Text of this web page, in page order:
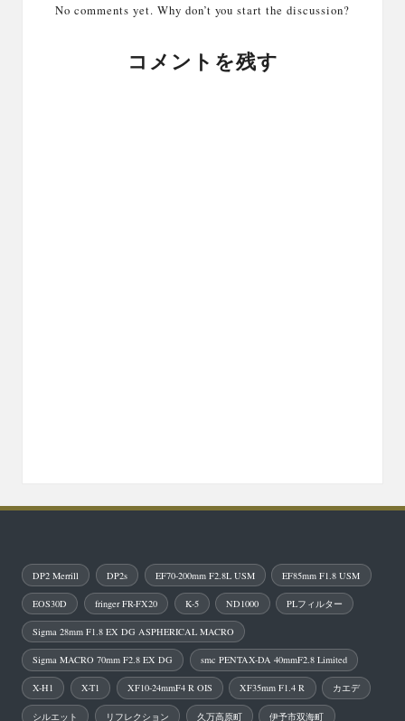
No comments yet. Why don’t you start the discussion?
コメントを残す
DP2 Merrill DP2s EF70-200mm F2.8L USM EF85mm F1.8 USM
EOS30D fringer FR-FX20 K-5 ND1000 PLフィルター
Sigma 28mm F1.8 EX DG ASPHERICAL MACRO
Sigma MACRO 70mm F2.8 EX DG smc PENTAX-DA 40mmF2.8 Limited
X-H1 X-T1 XF10-24mmF4 R OIS XF35mm F1.4 R カエデ
シルエット リフレクション 久万高原町 伊予市双海町